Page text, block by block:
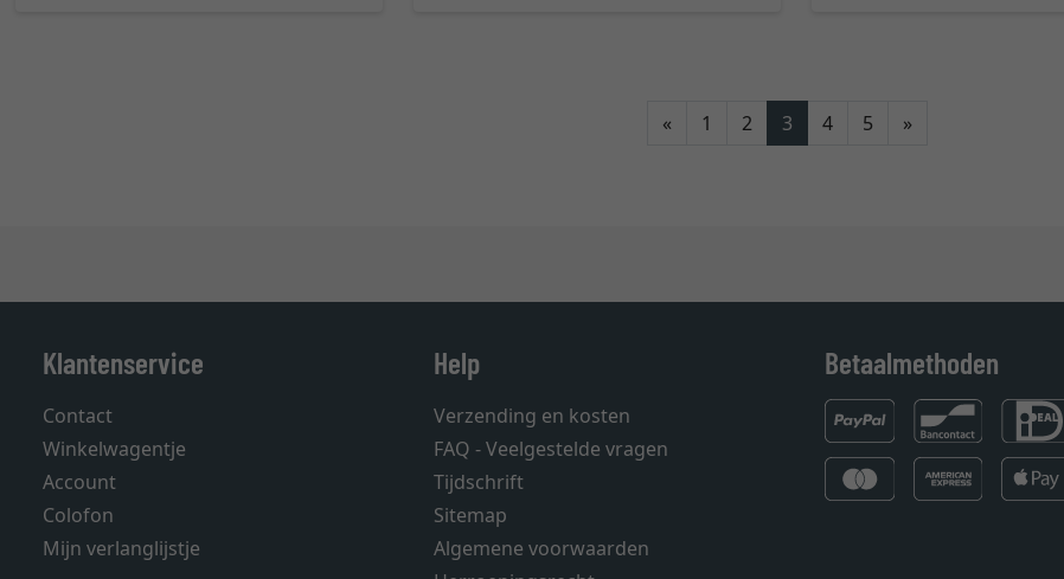
«Terug
1 2 3 4 5 »Verder
Klantenservice
Contact
Winkelwagentje
Account
Colofon
Mijn verlanglijstje
Help
Verzending en kosten
FAQ - Veelgestelde vragen
Tijdschrift
Sitemap
Algemene voorwaarden
Betaalmethoden